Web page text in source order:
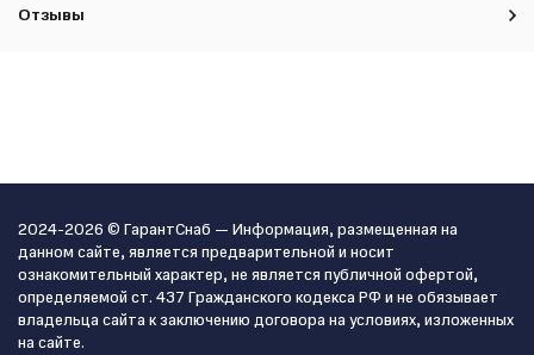
Отзывы
2024-2026 © ГарантСнаб — Информация, размещенная на
данном сайте, является предварительной и носит
ознакомительный характер, не является публичной офертой,
определяемой ст. 437 Гражданского кодекса РФ и не обязывает
владельца сайта к заключению договора на условиях, изложенных
на сайте.